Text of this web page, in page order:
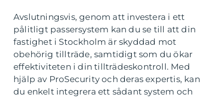
Avslutningsvis, genom att investera i ett
pålitligt passersystem kan du se till att din
fastighet i Stockholm är skyddad mot
obehörig tillträde, samtidigt som du ökar
effektiviteten i din tillträdeskontroll. Med
hjälp av ProSecurity och deras expertis, kan
du enkelt integrera ett sådant system och